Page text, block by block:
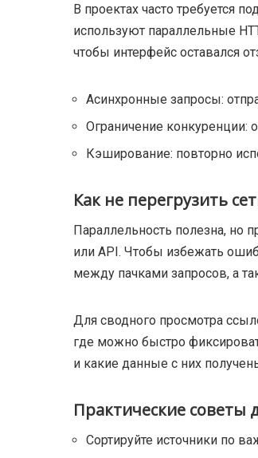
В проектах часто требуется
используют параллельные
чтобы интерфейс оставался
Асинхронные запросы:
Ограничение конкуренции:
Кэширование: повторно
Как не перегрузить
Параллельность полезна, но
или API. Чтобы избежать
между пачками запросов, а
Для сводного просмотра
где можно быстро
и какие данные с них
Практические советы
Сортируйте источники по